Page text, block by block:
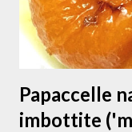
o
Papaccelle
imbottite